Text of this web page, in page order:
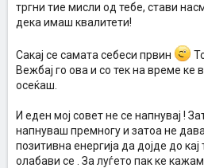
тргни тие мисли од тебе, стави
дека имаш квалитети!
Сакај се самата себеси првин
Вежбај го ова и со тек на време ке
осеќаш.
И еден мој совет не се напнувај !
напнуваш премногу и затоа не
позитивна енергија да дојде до
олабави се . За луѓето пак ке